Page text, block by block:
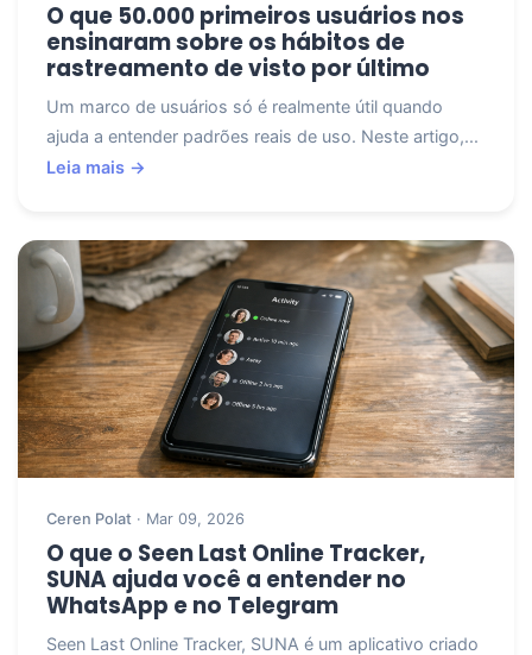
O que 50.000 primeiros usuários nos
ensinaram sobre os hábitos de
rastreamento de visto por último
Um marco de usuários só é realmente útil quando
ajuda a entender padrões reais de uso. Neste artigo,...
Leia mais →
Ceren Polat · Mar 09, 2026
O que o Seen Last Online Tracker,
SUNA ajuda você a entender no
WhatsApp e no Telegram
Seen Last Online Tracker, SUNA é um aplicativo criado